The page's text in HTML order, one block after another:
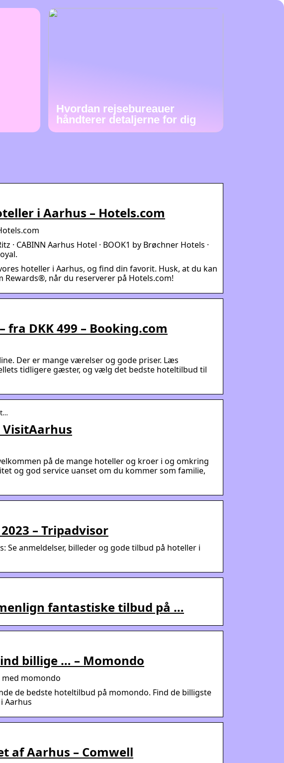
Hvordan rejsebureauer
håndterer detaljerne for dig
i Aarhus – Hotels.com
· CABINN Aarhus Hotel · BOOK1 by Brøchner Hotels ·
hoteller i Aarhus, og find din favorit. Husk, at du kan
når du reserverer på Hotels.com!
fra DKK 499 – Booking.com
Der er mange værelser og gode priser. Læs
tidligere gæster, og vælg det bedste hoteltilbud til
på de mange hoteller og kroer i og omkring
og god service uanset om du kommer som familie,
– Tripadvisor
Se anmeldelser, billeder og gode tilbud på hoteller i
fantastiske tilbud på …
billige … – Momondo
med momondo
de bedste hoteltilbud på momondo. Find de billigste
Aarhus
af Aarhus – Comwell